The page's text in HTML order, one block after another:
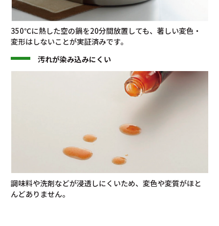
350℃に熱した空の鍋を20分間放置しても、著しい変色・
変形はしないことが実証済みです。
汚れが染み込みにくい
調味料や洗剤などが浸透しにくいため、変色や変質がほと
んどありません。